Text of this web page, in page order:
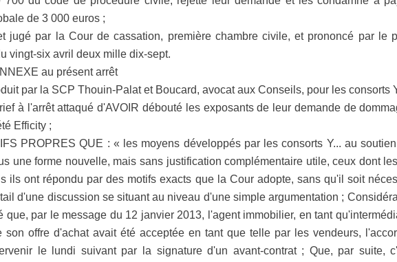
de 3 000 euros ;
jugé par la Cour de cassation, première chambre civile, et prononcé par le
vingt-six avril deux mille dix-sept.
au présent arrêt
par la SCP Thouin-Palat et Boucard, avocat aux Conseils, pour les consorts
à l'arrêt attaqué d'AVOIR débouté les exposants de leur demande de
Efficity ;
PROPRES QUE : « les moyens développés par les consorts Y... au
une forme nouvelle, mais sans justification complémentaire utile, ceux dont
ils ont répondu par des motifs exacts que la Cour adopte, sans qu'il soit
d'une discussion se situant au niveau d'une simple argumentation ;
que, par le message du 12 janvier 2013, l'agent immobilier, en tant
son offre d'achat avait été acceptée en tant que telle par les vendeurs,
le lundi suivant par la signature d'un avant-contrat ; Que, par suite,